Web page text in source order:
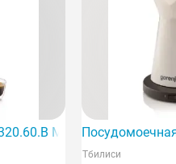
черным дизайном.
Magnifica Plus
Тбилиси